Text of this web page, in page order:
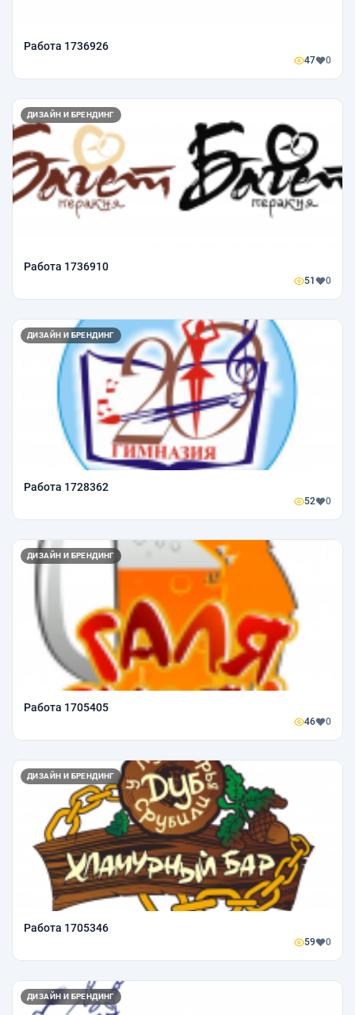
Работа 1736926
47 0
ДИЗАЙН И БРЕНДИНГ
Работа 1736910
51 0
ДИЗАЙН И БРЕНДИНГ
Работа 1728362
52 0
ДИЗАЙН И БРЕНДИНГ
Работа 1705405
46 0
ДИЗАЙН И БРЕНДИНГ
Работа 1705346
59 0
ДИЗАЙН И БРЕНДИНГ